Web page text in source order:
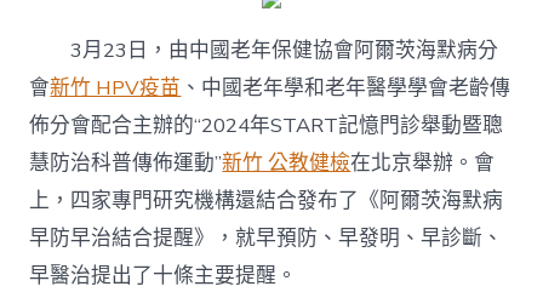
結
合
提
醒》
森
和
診
所
疫
苗
3月23日，由中國老年保健協會阿爾茨海默病分
會新竹 HPV疫苗 、中國老年學和老年醫學學會老齡傳
佈分會配合主辦的“2024年START記憶門診舉動暨聰
慧防治科普傳佈運動”新竹 公教健檢在北京舉辦。會
上，四家專門研究機構還結合發布了《阿爾茨海默病
早防早治結合提醒》，就早預防、早發明、早診斷、
早醫治提出了十條主要提醒。